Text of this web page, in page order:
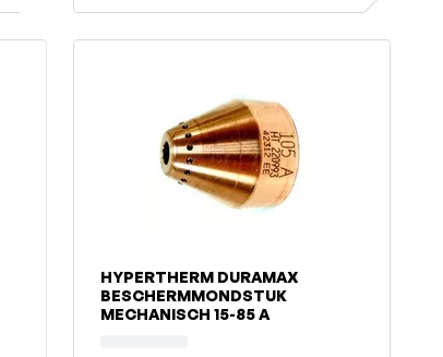
HYPERTHERM DURAMAX
BESCHERMMONDSTUK
MECHANISCH 15-85 A